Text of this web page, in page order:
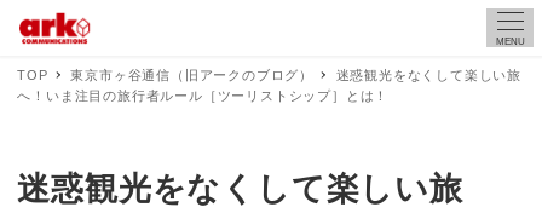
MENU
TOP 東京市ヶ谷通信（旧アークのブログ）
迷惑観光をなくして楽しい旅
へ！いま注目の旅行者ルール［ツーリストシップ］とは！
迷惑観光をなくして楽しい旅